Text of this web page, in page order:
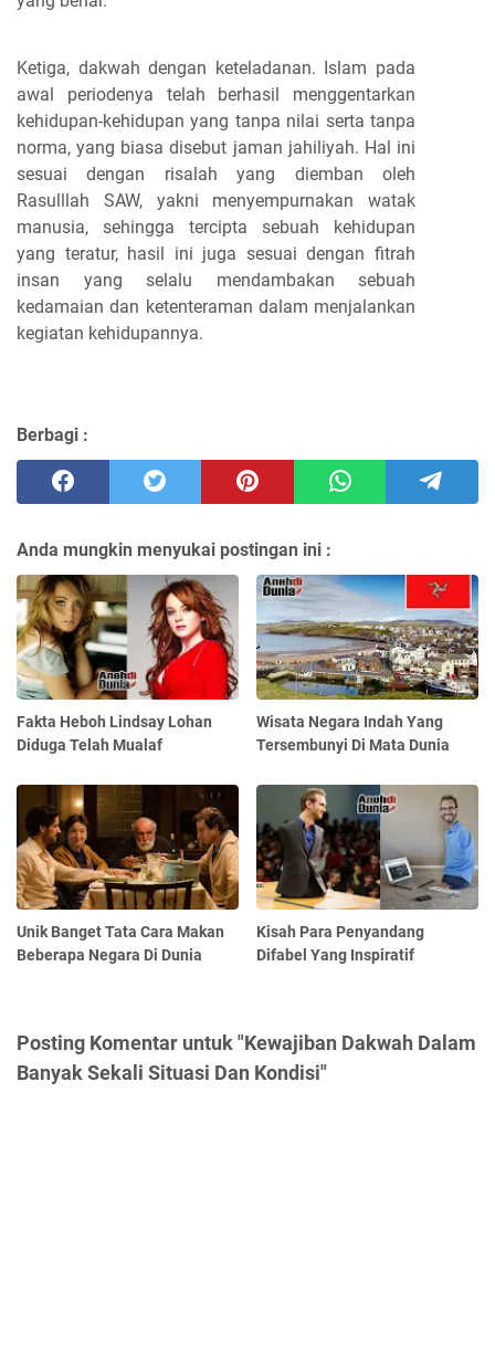
Ketiga, dakwah dengan keteladanan. Islam pada
awal periodenya telah berhasil menggentarkan
kehidupan-kehidupan yang tanpa nilai serta tanpa
norma, yang biasa disebut jaman jahiliyah. Hal ini
sesuai dengan risalah yang diemban oleh
Rasulllah SAW, yakni menyempurnakan watak
manusia, sehingga tercipta sebuah kehidupan
yang teratur, hasil ini juga sesuai dengan fitrah
insan yang selalu mendambakan sebuah
kedamaian dan ketenteraman dalam menjalankan
kegiatan kehidupannya.
Berbagi :
Anda mungkin menyukai postingan ini :
Fakta Heboh Lindsay Lohan
Diduga Telah Mualaf
Wisata Negara Indah Yang
Tersembunyi Di Mata Dunia
Unik Banget Tata Cara Makan
Beberapa Negara Di Dunia
Kisah Para Penyandang
Difabel Yang Inspiratif
Posting Komentar untuk "Kewajiban Dakwah Dalam
Banyak Sekali Situasi Dan Kondisi"